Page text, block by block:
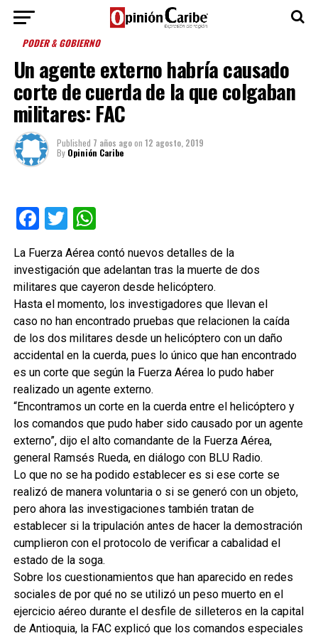
PODER & GOBIERNO
Un agente externo habría causado
corte de cuerda de la que colgaban
militares: FAC
Published 7 años agoon 12 agosto, 2019
By Opinión Caribe
Facebook
TwitterWhatsApp
La Fuerza Aérea contó nuevos detalles de la
investigación que adelantan tras la muerte de dos
militares que cayeron desde helicóptero.
Hasta el momento, los investigadores que llevan el
caso no han encontrado pruebas que relacionen la caída
de los dos militares desde un helicóptero con un daño
accidental en la cuerda, pues lo único que han encontrado
es un corte que según la Fuerza Aérea lo pudo haber
realizado un agente externo.
“Encontramos un corte en la cuerda entre el helicóptero y
los comandos que pudo haber sido causado por un agente
externo”, dijo el alto comandante de la Fuerza Aérea,
general Ramsés Rueda, en diálogo con BLU Radio.
Lo que no se ha podido establecer es si ese corte se
realizó de manera voluntaria o si se generó con un objeto,
pero ahora las investigaciones también tratan de
establecer si la tripulación antes de hacer la demostración
cumplieron con el protocolo de verificar a cabalidad el
estado de la soga.
Sobre los cuestionamientos que han aparecido en redes
sociales de por qué no se utilizó un peso muerto en el
ejercicio aéreo durante el desfile de silleteros en la capital
de Antioquia, la FAC explicó que los comandos especiales